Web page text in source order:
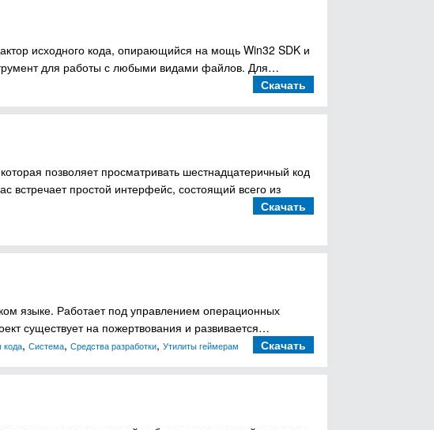
исходного кода, опирающийся на мощь Win32 SDK и
для работы с любыми видами файлов. Для…
Скачать
позволяет просматривать шестнадцатеричный код
простой интерфейс, состоящий всего из
Скачать
языке. Работает под управлением операционных
существует на пожертвования и развивается…
Скачать
кода, Система, Средства разработки, Утилиты геймерам